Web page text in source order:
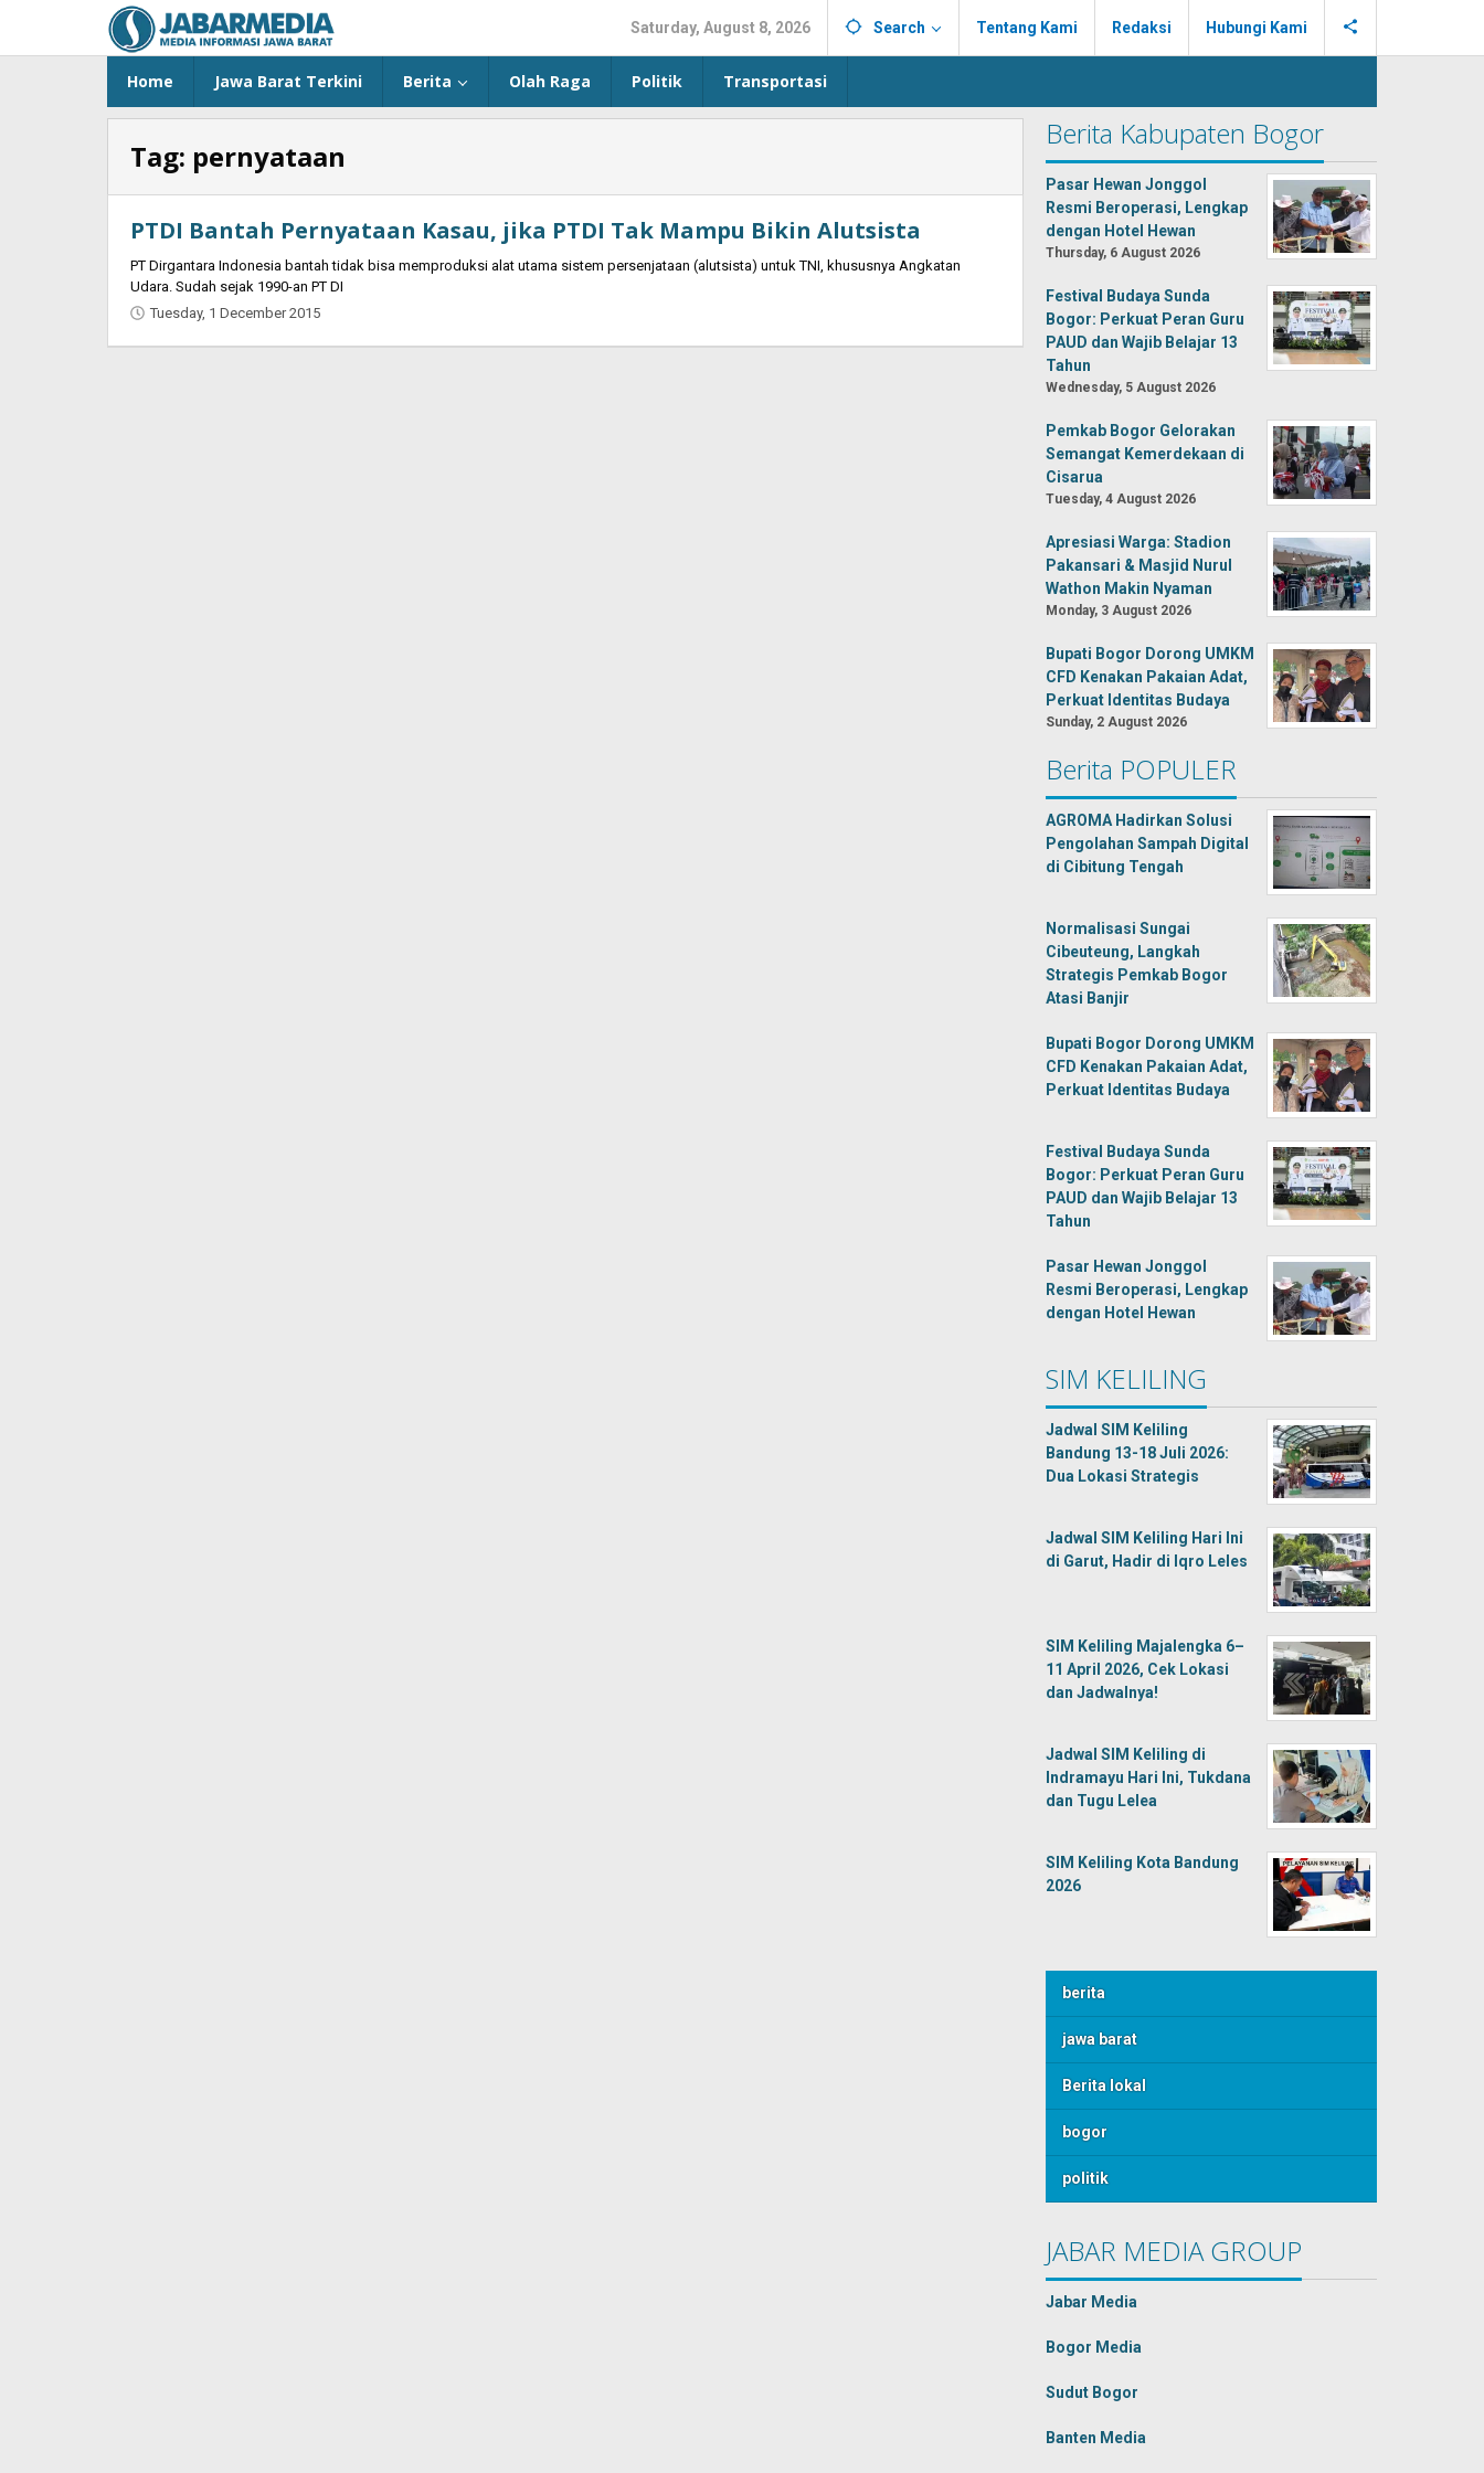
content
Saturday, August 8, 2026 Search Tentang Kami Redaksi Hubungi Kami
Home Jawa Barat Terkini Berita Olah Raga Politik Transportasi
Tag: pernyataan
PTDI Bantah Pernyataan Kasau, jika PTDI Tak Mampu Bikin Alutsista
PT Dirgantara Indonesia bantah tidak bisa memproduksi alat utama sistem persenjataan (alutsista) untuk TNI, khususnya Angkatan
Udara. Sudah sejak 1990-an PT DI
Tuesday, 1 December 2015
Berita Kabupaten Bogor
Pasar Hewan Jonggol
Resmi Beroperasi, Lengkap
dengan Hotel Hewan
Thursday, 6 August 2026
Festival Budaya Sunda
Bogor: Perkuat Peran Guru
PAUD dan Wajib Belajar 13
Tahun
Wednesday, 5 August 2026
Pemkab Bogor Gelorakan
Semangat Kemerdekaan di
Cisarua
Tuesday, 4 August 2026
Apresiasi Warga: Stadion
Pakansari & Masjid Nurul
Wathon Makin Nyaman
Monday, 3 August 2026
Bupati Bogor Dorong UMKM
CFD Kenakan Pakaian Adat,
Perkuat Identitas Budaya
Sunday, 2 August 2026
Berita POPULER
AGROMA Hadirkan Solusi
Pengolahan Sampah Digital
di Cibitung Tengah
Normalisasi Sungai
Cibeuteung, Langkah
Strategis Pemkab Bogor
Atasi Banjir
Bupati Bogor Dorong UMKM
CFD Kenakan Pakaian Adat,
Perkuat Identitas Budaya
Festival Budaya Sunda
Bogor: Perkuat Peran Guru
PAUD dan Wajib Belajar 13
Tahun
Pasar Hewan Jonggol
Resmi Beroperasi, Lengkap
dengan Hotel Hewan
SIM KELILING
Jadwal SIM Keliling
Bandung 13-18 Juli 2026:
Dua Lokasi Strategis
Jadwal SIM Keliling Hari Ini
di Garut, Hadir di Iqro Leles
SIM Keliling Majalengka 6–
11 April 2026, Cek Lokasi
dan Jadwalnya!
Jadwal SIM Keliling di
Indramayu Hari Ini, Tukdana
dan Tugu Lelea
SIM Keliling Kota Bandung
2026
berita
jawa barat
Berita lokal
bogor
politik
JABAR MEDIA GROUP
Jabar Media
Bogor Media
Sudut Bogor
Banten Media